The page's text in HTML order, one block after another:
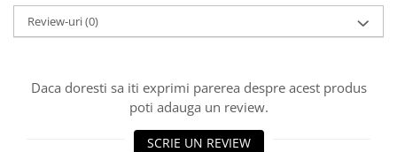
Seturi Sah Tematice
Step 1
Step 2
Review-uri(0)
Daca doresti sa iti exprimi parerea despre acest produs
poti adauga un review.
SCRIE UN REVIEW